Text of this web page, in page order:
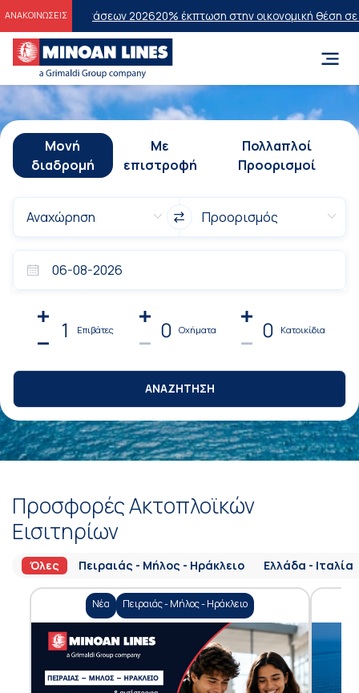
ΑΝΑΚΟΙΝΩΣΕΙΣ
2026 20% έκπτωση στην οικονομική θέση σε επιλεγμένα
Μονή
διαδρομή
Με
επιστροφή
Πολλαπλοί
Προορισμοί
1 Επιβάτες 0 Οχήματα 0 Κατοικίδια
ΑΝΑΖΗΤΗΣΗ
Προσφορές Ακτοπλοϊκών
Εισιτηρίων
Όλες Πειραιάς - Μήλος - Ηράκλειο Ελλάδα - Ιταλία
Νέα Πειραιάς - Μήλος - Ηράκλειο